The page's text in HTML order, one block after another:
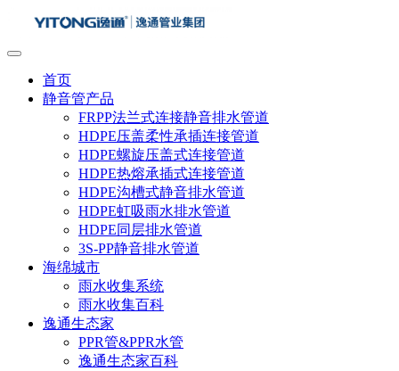
首页
静音管产品
FRPP法兰式连接静音排水管道
HDPE压盖柔性承插连接管道
HDPE螺旋压盖式连接管道
HDPE热熔承插式连接管道
HDPE沟槽式静音排水管道
HDPE虹吸雨水排水管道
HDPE同层排水管道
3S-PP静音排水管道
海绵城市
雨水收集系统
雨水收集百科
逸通生态家
PPR管&PPR水管
逸通生态家百科